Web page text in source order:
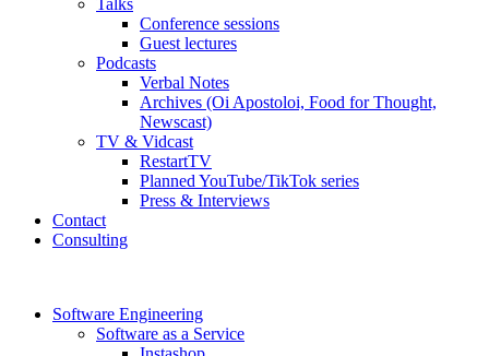
Talks
Conference sessions
Guest lectures
Podcasts
Verbal Notes
Archives (Oi Apostoloi, Food for Thought,
Newscast)
TV & Vidcast
RestartTV
Planned YouTube/TikTok series
Press & Interviews
Contact
Consulting
Software Engineering
Software as a Service